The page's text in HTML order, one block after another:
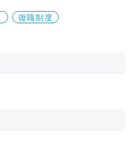
復職制度